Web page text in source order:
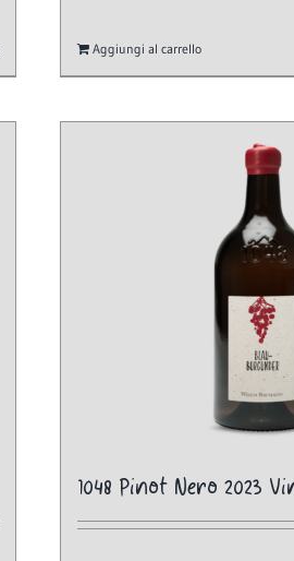
Aggiungi al carrello
1048 Pinot Nero 2023